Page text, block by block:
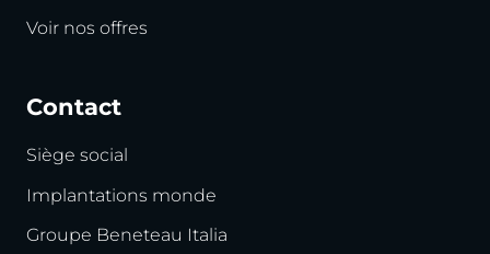
Voir nos offres
Contact
Siège social
Implantations monde
Groupe Beneteau Italia